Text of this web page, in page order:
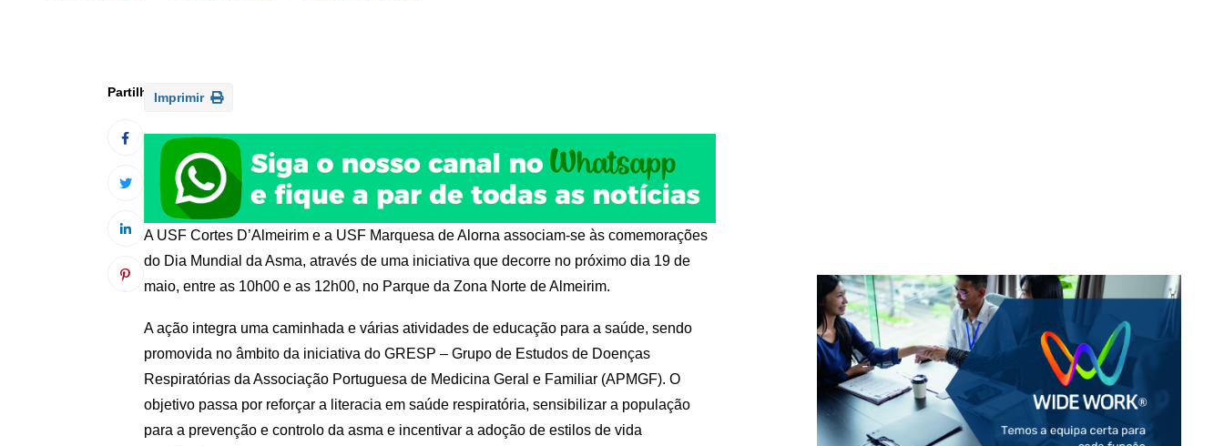
Imprimir
A USF Cortes D’Almeirim e a USF Marquesa de Alorna associam‑se às comemorações
do Dia Mundial da Asma, através de uma iniciativa que decorre no próximo dia 19 de
maio, entre as 10h00 e as 12h00, no Parque da Zona Norte de Almeirim.
A ação integra uma caminhada e várias atividades de educação para a saúde, sendo
promovida no âmbito da iniciativa do GRESP – Grupo de Estudos de Doenças
Respiratórias da Associação Portuguesa de Medicina Geral e Familiar (APMGF). O
objetivo passa por reforçar a literacia em saúde respiratória, sensibilizar a população
para a prevenção e controlo da asma e incentivar a adoção de estilos de vida